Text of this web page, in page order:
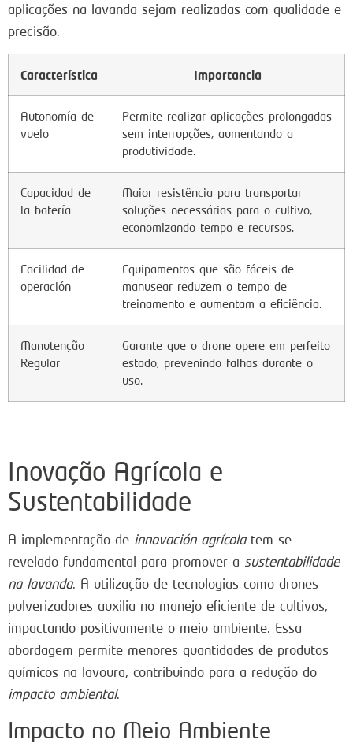
aplicações na lavanda sejam realizadas com qualidade e
precisão.
Característica Importancia
Autonomía de
vuelo
Permite realizar aplicações prolongadas
sem interrupções, aumentando a
produtividade.
Capacidad de
la batería
Maior resistência para transportar
soluções necessárias para o cultivo,
economizando tempo e recursos.
Facilidad de
operación
Equipamentos que são fáceis de
manusear reduzem o tempo de
treinamento e aumentam a eficiência.
Manutenção
Regular
Garante que o drone opere em perfeito
estado, prevenindo falhas durante o
uso.
Inovação Agrícola e
Sustentabilidade
A implementação de innovación agrícolatem se
revelado fundamental para promover a sustentabilidade
na lavanda. A utilização de tecnologias como drones
pulverizadores auxilia no manejo eficiente de cultivos,
impactando positivamente o meio ambiente. Essa
abordagem permite menores quantidades de produtos
químicos na lavoura, contribuindo para a redução do
impacto ambiental.
Impacto no Meio Ambiente